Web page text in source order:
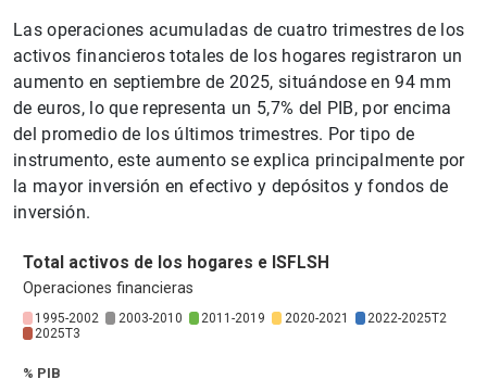
Las operaciones acumuladas de cuatro trimestres de los
activos financieros totales de los hogares registraron un
aumento en septiembre de 2025, situándose en 94 mm
de euros, lo que representa un 5,7% del PIB, por encima
del promedio de los últimos trimestres. Por tipo de
instrumento, este aumento se explica principalmente por
la mayor inversión en efectivo y depósitos y fondos de
inversión.